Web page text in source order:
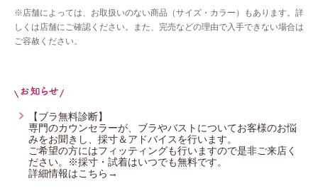
企業情報
プレゼント・キャンペーン
メールニュース登録
ウイング／スリープ
ウイング／フフ
※店舗によっては、お取扱いのない商品（サイズ・カラー）もあります。詳
しくは店舗にご確認ください。また、完売などの理由で入手できない場合は
ご容赦ください。
【ブラ無料診断】
専門のカウンセラーが、ブラやバストについてお客様のお悩
みをお聞きし、採寸＆アドバイスを行います。
ご希望の方にはフィッティングも行いますので是非ご来店く
ださい。※採寸・試着はいつでも無料です。
詳細情報はこちら→